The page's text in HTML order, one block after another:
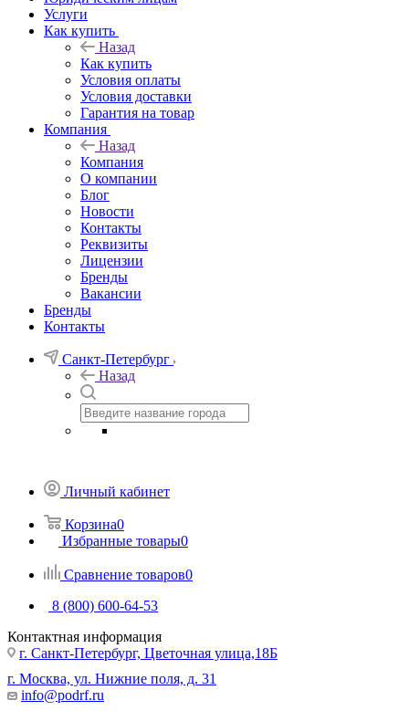
Услуги
Как купить
Назад
Как купить
Условия оплаты
Условия доставки
Гарантия на товар
Компания
Назад
Компания
О компании
Блог
Новости
Контакты
Реквизиты
Лицензии
Бренды
Вакансии
Бренды
Контакты
Санкт-Петербург
Назад
Личный кабинет
Корзина0
Избранные товары0
Сравнение товаров0
8 (800) 600-64-53
Контактная информация
г. Санкт-Петербург, Цветочная улица,18Б
г. Москва, ул. Нижние поля, д. 31
info@podrf.ru